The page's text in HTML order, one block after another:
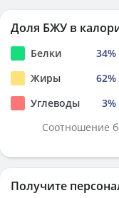
Доля БЖУ в
Белки 34%
Жиры
62%
Углеводы
3%
Соотношение
Получите